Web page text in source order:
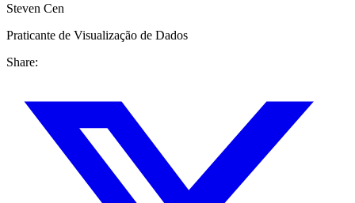
Steven Cen
Praticante de Visualização de Dados
Share: